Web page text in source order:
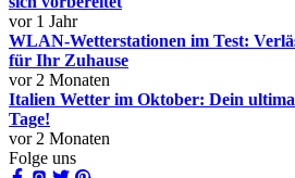
vor 1 Jahr
WLAN-Wetterstationen im Test:
für Ihr Zuhause
vor 2 Monaten
Italien Wetter im Oktober: Dein
Tage!
vor 2 Monaten
Folge uns